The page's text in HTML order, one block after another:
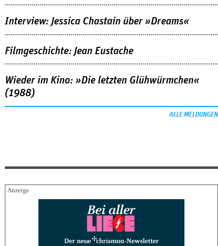
Interview: Jessica Chastain über »Dreams«
Filmgeschichte: Jean Eustache
Wieder im Kino: »Die letzten Glühwürmchen«
(1988)
ALLE MELDUNGEN